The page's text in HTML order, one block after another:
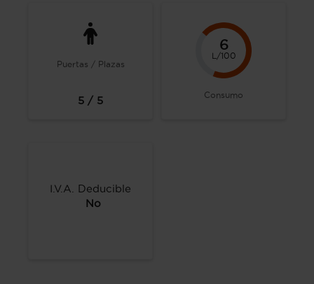
Puertas / Plazas
5 / 5
6
L/100
Consumo
I.V.A. Deducible
No